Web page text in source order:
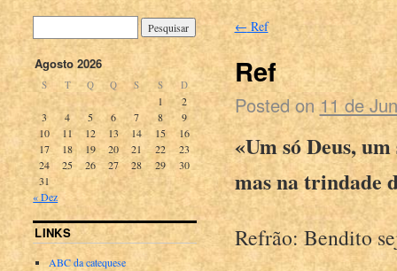
←Ref
Ref
Posted on 11 de
«Um só Deus,
mas na trindade
Refrão: Bendito
Agosto 2026
S T Q Q S S D
1
2
3
4 5 6 7 8
9
10
11 12 13 14 15
16
17
18 19 20 21 22
23
24
25 26 27 28 29
30
31
« Dez
LINKS
ABC da catequese